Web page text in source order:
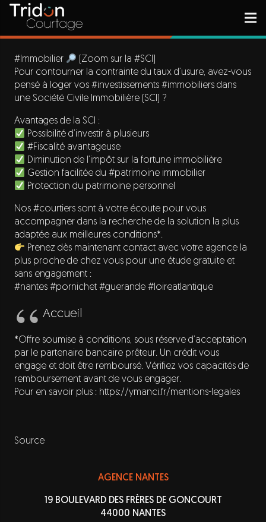
#Immobilier
[Zoom sur la #SCI]
Pour contourner la contrainte du taux d’usure, avez-vous
pensé à loger vos #investissements #immobiliers dans
une Société Civile Immobilière (SCI) ?
Avantages de la SCI :
Possibilité d’investir à plusieurs
#Fiscalité avantageuse
Diminution de l’impôt sur la fortune immobilière
Gestion facilitée du #patrimoine immobilier
Protection du patrimoine personnel
Nos #courtiers sont à votre écoute pour vous
accompagner dans la recherche de la solution la plus
adaptée aux meilleures conditions*.
Prenez dès maintenant contact avec votre agence la
plus proche de chez vous pour une étude gratuite et
sans engagement :
#nantes #pornichet #guerande #loireatlantique
Accueil
*Offre soumise à conditions, sous réserve d’acceptation
par le partenaire bancaire prêteur. Un crédit vous
engage et doit être remboursé. Vérifiez vos capacités de
remboursement avant de vous engager.
Pour en savoir plus : https://ymanci.fr/mentions-legales
Source
AGENCE NANTES
19 BOULEVARD DES FRÈRES DE GONCOURT
44000 NANTES